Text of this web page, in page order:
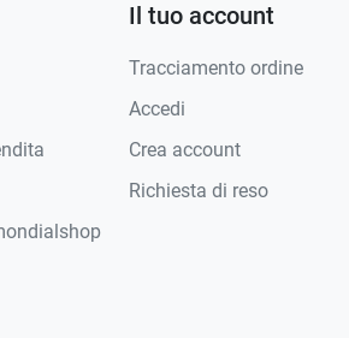
Il tuo account
Tracciamento ordine
Accedi
Crea account
Richiesta di reso